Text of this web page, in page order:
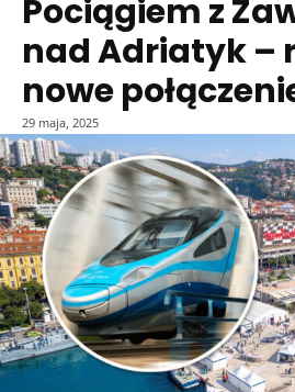
Pociągiem z
nad Adriatyk –
nowe
29 maja, 2025